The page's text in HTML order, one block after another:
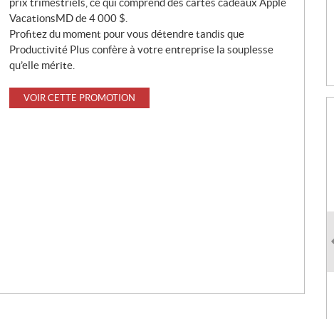
prix trimestriels, ce qui comprend des cartes cadeaux Apple
VacationsMD de 4 000 $.
Profitez du moment pour vous détendre tandis que
Productivité Plus confère à votre entreprise la souplesse
qu’elle mérite.
VOIR CETTE PROMOTION